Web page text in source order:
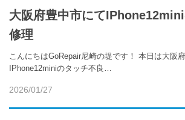
大阪府豊中市にて
修理
こんにちはGoRepair尼崎の堤です！ 本日は大阪
IPhone12miniのタッチ不良…
2026/01/27